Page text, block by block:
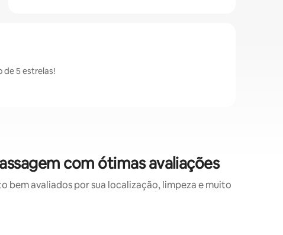
de 5 estrelas!
com ótimas avaliações
bem avaliados por sua localização, limpeza e muito